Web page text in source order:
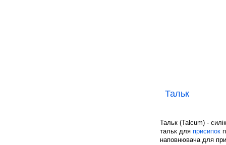
Тальк
Тальк (Talcum) -
тальк для присипок
наповнювача для